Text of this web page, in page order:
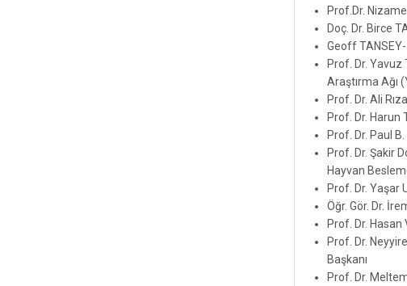
Prof.Dr.
Doç. Dr. Birce
Geoff TANSEY-
Prof. Dr.
Araştırma Ağı
Prof. Dr. Ali
Prof. Dr. Harun
Prof. Dr. Paul
Prof. Dr. Şakir
Hayvan
Prof. Dr. Yaşar
Öğr. Gör. Dr.
Prof. Dr.
Prof. Dr.
Başkanı
Prof. Dr.